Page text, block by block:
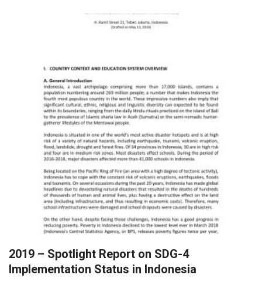
2019 – Spotlight Report on SDG-4
Implementation Status in Indonesia